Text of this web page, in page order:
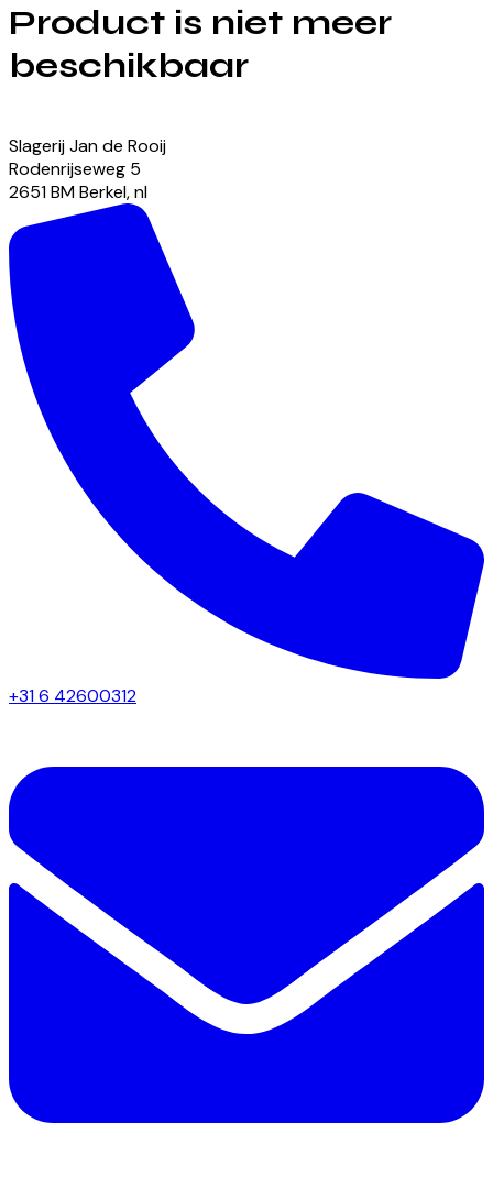
Product is niet meer
beschikbaar
Slagerij Jan de Rooij
Rodenrijseweg 5
2651 BMBerkel,nl
+31 6 42600312